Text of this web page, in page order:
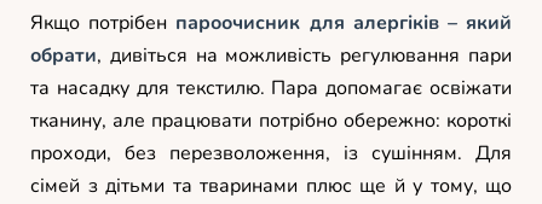
Якщо потрібен пароочисник для алергіків – який
обрати, дивіться на можливість регулювання пари
та насадку для текстилю. Пара допомагає освіжати
тканину, але працювати потрібно обережно: короткі
проходи, без перезволоження, із сушінням. Для
сімей з дітьми та тваринами плюс ще й у тому, що